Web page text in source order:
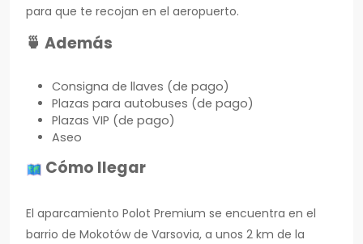
para que te recojan en el aeropuerto.
🍵 Además
Consigna de llaves (de pago)
Plazas para autobuses (de pago)
Plazas VIP (de pago)
Aseo
Cómo llegar
El aparcamiento Polot Premium se encuentra en el
barrio de Mokotów de Varsovia, a unos 2 km de la